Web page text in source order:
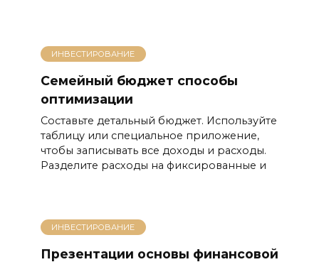
ИНВЕСТИРОВАНИЕ
Семейный бюджет способы
оптимизации
Составьте детальный бюджет. Используйте
таблицу или специальное приложение,
чтобы записывать все доходы и расходы.
Разделите расходы на фиксированные и
ИНВЕСТИРОВАНИЕ
Презентации основы финансовой